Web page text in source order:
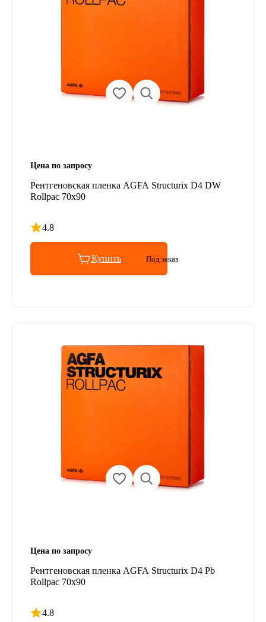
Цена по запросу
Рентгеновская пленка AGFA Structurix D4 DW
Rollpac 70x90
4.8
Рейтинг 4.8 из 5
Купить Под заказ
Цена по запросу
Рентгеновская пленка AGFA Structurix D4 Pb
Rollpac 70x90
4.8
Рейтинг 4.8 из 5